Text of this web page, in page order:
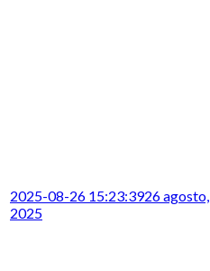
2025-08-26 15:23:3926 agosto,
2025